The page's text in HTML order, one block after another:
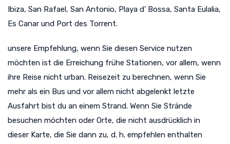
Ibiza, San Rafael, San Antonio, Playa d’ Bossa, Santa Eulalia,
Es Canar und Port des Torrent.
unsere Empfehlung, wenn Sie diesen Service nutzen
möchten ist die Erreichung frühe Stationen, vor allem, wenn
ihre Reise nicht urban. Reisezeit zu berechnen, wenn Sie
mehr als ein Bus und vor allem nicht abgelenkt letzte
Ausfahrt bist du an einem Strand. Wenn Sie Strände
besuchen möchten oder Orte, die nicht ausdrücklich in
dieser Karte, die Sie dann zu, d. h. empfehlen enthalten